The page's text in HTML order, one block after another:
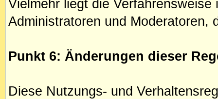
Vielmehr liegt die
Administratoren und Moderatoren,
Punkt 6: Änderungen dieser
Diese Nutzungs- und